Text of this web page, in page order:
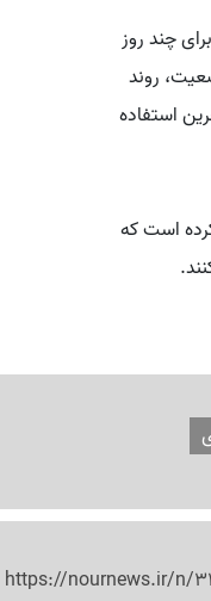
چند روز
روند
استفاده
است که
https://nournews.ir/n/